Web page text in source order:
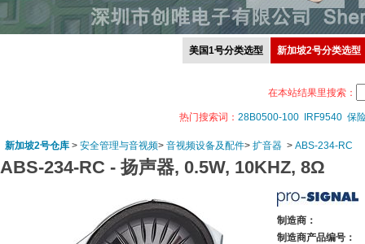
美国1号分类选型 新加坡2号分类选型
在本站结果里搜索：
热门搜索词： 28B0500-100 IRF9540 保
新加坡2号仓库 > 安全管理与音视频> 音视频设备及配件> 扩音器 > ABS-234-RC
ABS-234-RC - 扬声器, 0.5W, 10KHZ, 8Ω
制造商：
制造商产品编号：